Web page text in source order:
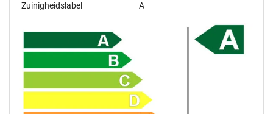
Zuinigheidslabel
A